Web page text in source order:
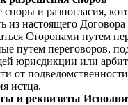
и разногласия,
из настоящего
Сторонами путем
путем переговоров,
юрисдикции или
от
истца.
и реквизиты